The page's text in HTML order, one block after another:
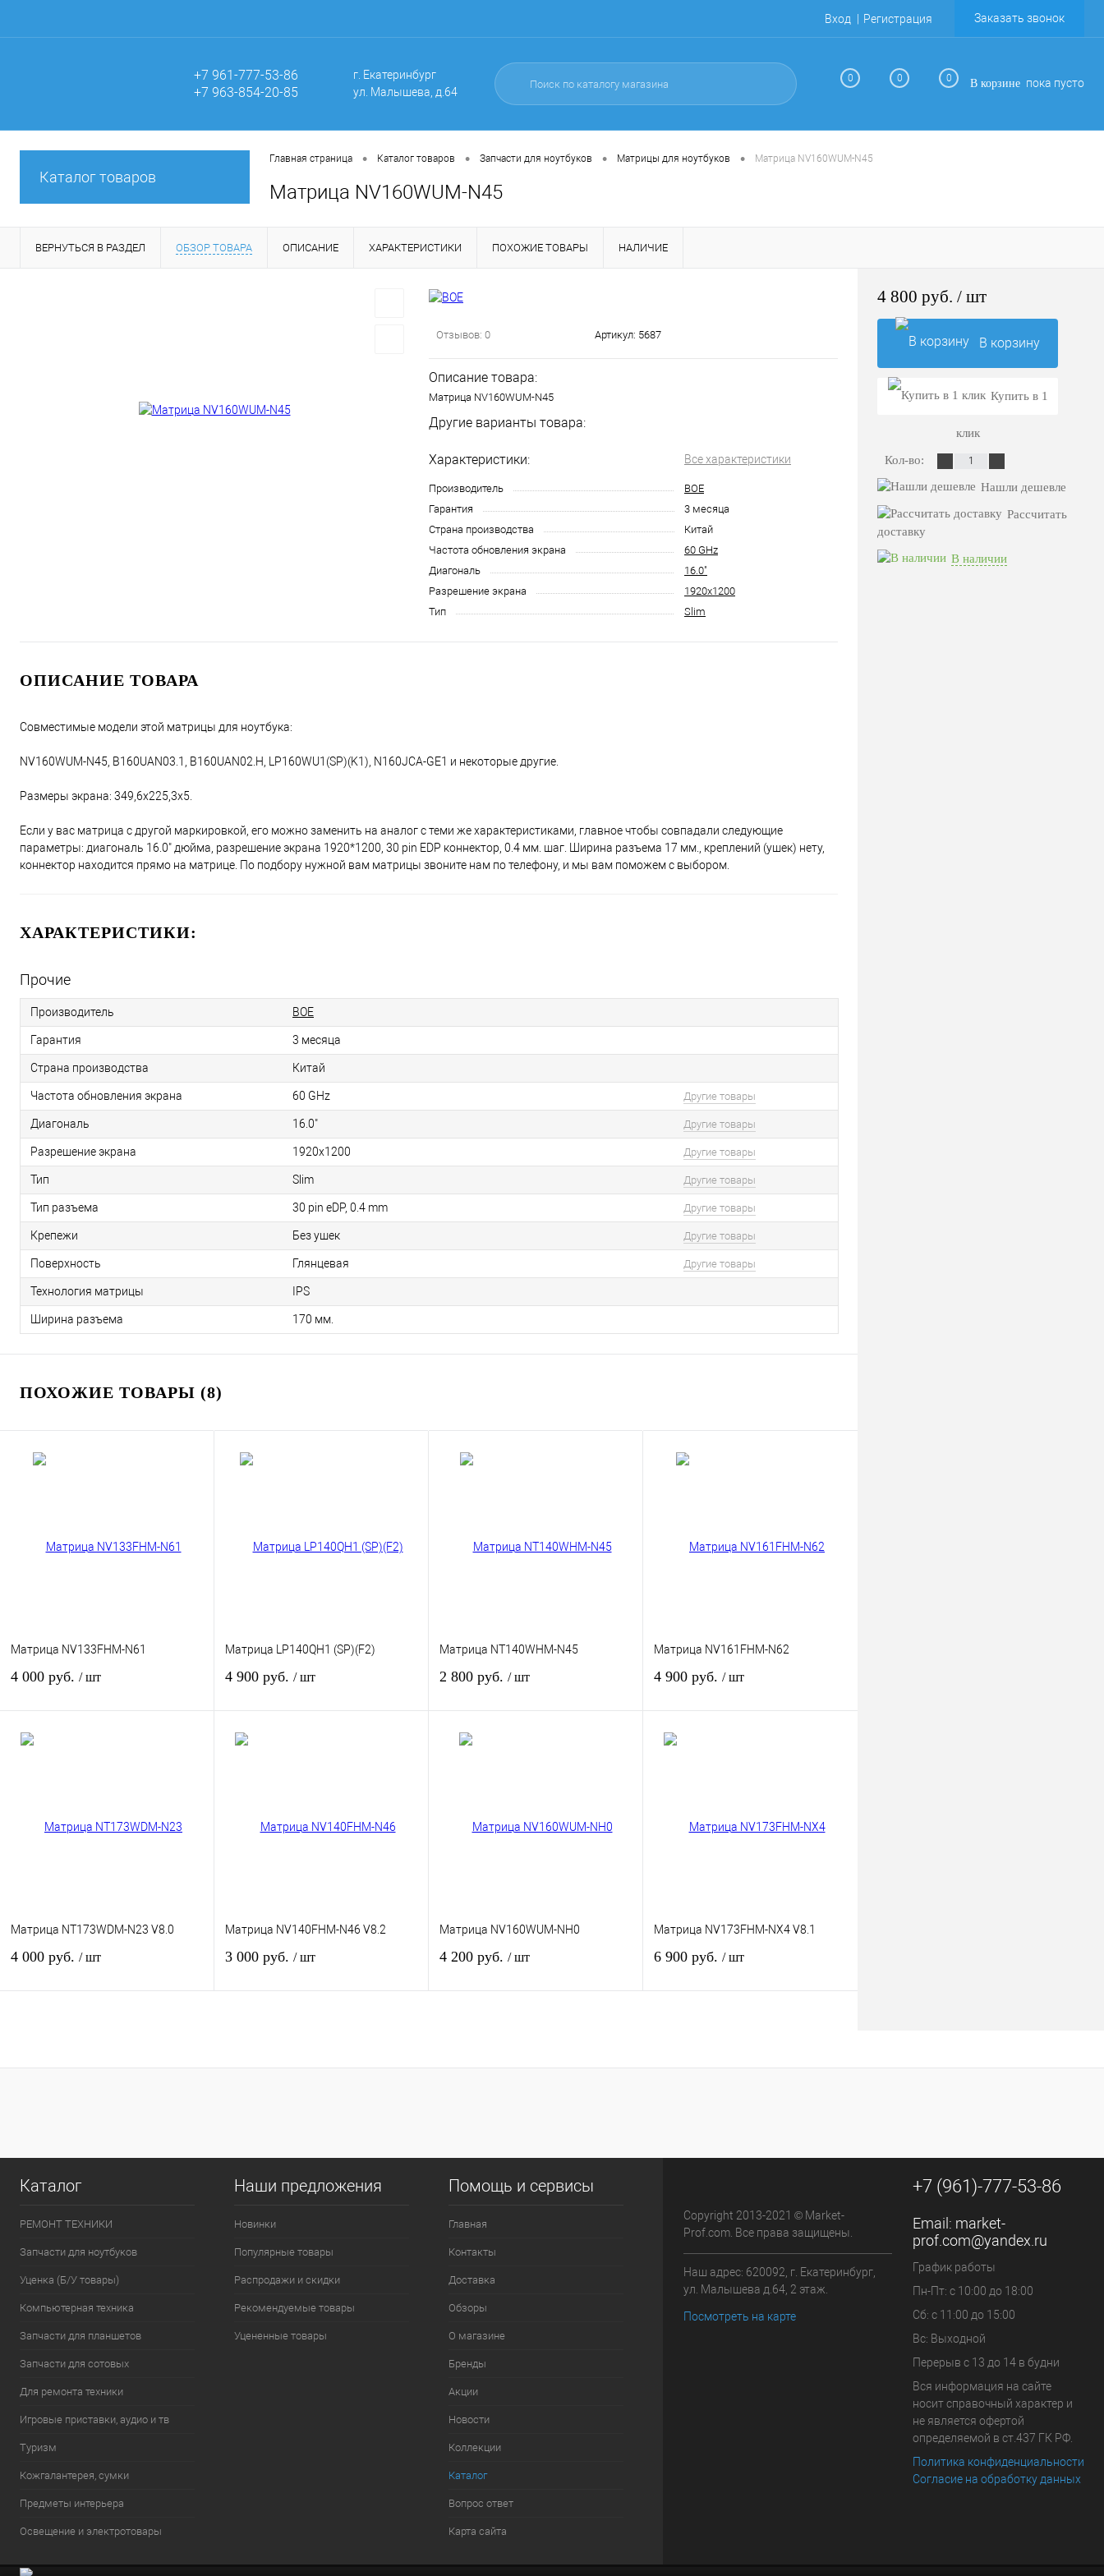
Вход Регистрация Заказать звонок
+7 961-777-53-86
+7 963-854-20-85
г. Екатеринбург
ул. Малышева, д.64
0 0 0 В корзине пока пусто
Каталог товаров
Главная страница • Каталог товаров • Запчасти для ноутбуков • Матрицы для ноутбуков • Матрица NV160WUM-N45
Матрица NV160WUM-N45
ВЕРНУТЬСЯ В РАЗДЕЛ ОБЗОР ТОВАРА ОПИСАНИЕ ХАРАКТЕРИСТИКИ ПОХОЖИЕ ТОВАРЫ НАЛИЧИЕ
Отзывов: 0 Артикул: 5687
Описание товара:
Матрица NV160WUM-N45
Другие варианты товара:
Характеристики: Все характеристики
Производитель
BOE
Гарантия
3 месяца
Страна производства
Китай
Частота обновления экрана
60 GHz
Диагональ
16.0"
Разрешение экрана
1920x1200
Тип
Slim
ОПИСАНИЕ ТОВАРА
Совместимые модели этой матрицы для ноутбука:
NV160WUM-N45, B160UAN03.1, B160UAN02.H, LP160WU1(SP)(K1), N160JCA-GE1 и некоторые другие.
Размеры экрана: 349,6x225,3x5.
Если у вас матрица с другой маркировкой, его можно заменить на аналог с теми же характеристиками, главное чтобы совпадали следующие
параметры: диагональ 16.0" дюйма, разрешение экрана 1920*1200, 30 pin EDP коннектор, 0.4 мм. шаг. Ширина разъема 17 мм., креплений (ушек) нету,
коннектор находится прямо на матрице. По подбору нужной вам матрицы звоните нам по телефону, и мы вам поможем с выбором.
ХАРАКТЕРИСТИКИ:
Прочие
Производитель BOE
Гарантия 3 месяца
Страна производства Китай
Частота обновления экрана 60 GHz Другие товары
Диагональ 16.0" Другие товары
Разрешение экрана 1920x1200 Другие товары
Тип Slim Другие товары
Тип разъема 30 pin eDP, 0.4 mm Другие товары
Крепежи Без ушек Другие товары
Поверхность Глянцевая Другие товары
Технология матрицы IPS
Ширина разъема 170 мм.
ПОХОЖИЕ ТОВАРЫ (8)
Матрица NV133FHM-N61
4 000 руб. / шт
наличии
Матрица LP140QH1 (SP)(F2)
4 900 руб. / шт
наличии
Матрица NT140WHM-N45
2 800 руб. / шт
наличии
Матрица NV161FHM-N62
4 900 руб. / шт
наличии
Матрица NT173WDM-N23 V8.0
4 000 руб. / шт
Матрица NV140FHM-N46 V8.2
3 000 руб. / шт
Матрица NV160WUM-NH0
4 200 руб. / шт
Матрица NV173FHM-NX4 V8.1
6 900 руб. / шт
4 800 руб. / шт
В корзину
Купить в 1
клик
Кол-во:
Нашли дешевле
Рассчитать
доставку
В наличии
Каталог
РЕМОНТ ТЕХНИКИ
Запчасти для ноутбуков
Уценка (Б/У товары)
Компьютерная техника
Запчасти для планшетов
Запчасти для сотовых
Для ремонта техники
Игровые приставки, аудио и тв
Туризм
Кожгалантерея, сумки
Предметы интерьера
Освещение и электротовары
Наши предложения
Новинки
Популярные товары
Распродажи и скидки
Рекомендуемые товары
Уцененные товары
Помощь и сервисы
Главная
Контакты
Доставка
Обзоры
О магазине
Бренды
Акции
Новости
Коллекции
Каталог
Вопрос ответ
Карта сайта
Copyright 2013-2021 © Market-
Prof.com. Все права защищены.
Наш адрес: 620092, г. Екатеринбург,
ул. Малышева д.64, 2 этаж.
Посмотреть на карте
+7 (961)-777-53-86
Email: market-
prof.com@yandex.ru
График работы
Пн-Пт: с 10:00 до 18:00
Сб: с 11:00 до 15:00
Вс: Выходной
Перерыв с 13 до 14 в будни
Вся информация на сайте
носит справочный характер и
не является офертой
определяемой в ст.437 ГК РФ.
Политика конфиденциальности
Согласие на обработку данных